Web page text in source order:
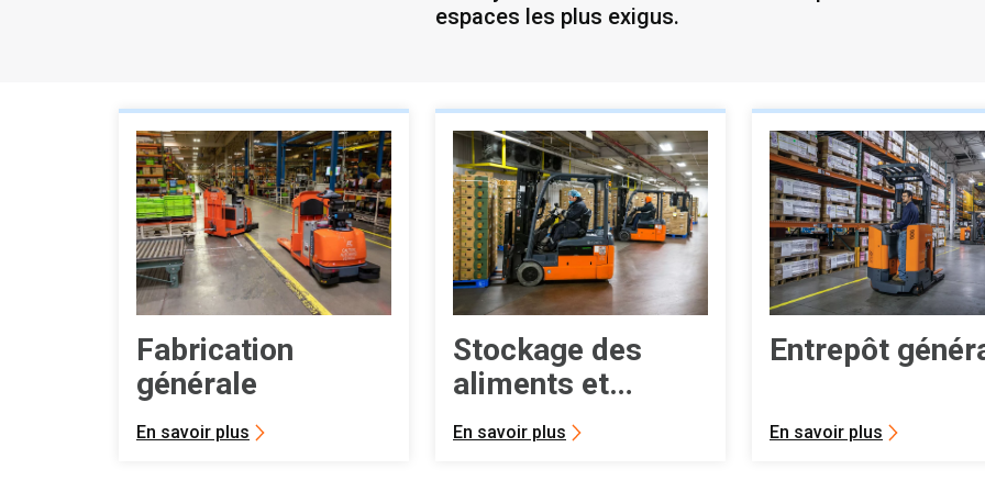
espaces les plus exigus.
Fabrication
générale
En savoir plus
Stockage des
aliments et
congélateurs
En savoir plus
Entrepôt
En savoir plus